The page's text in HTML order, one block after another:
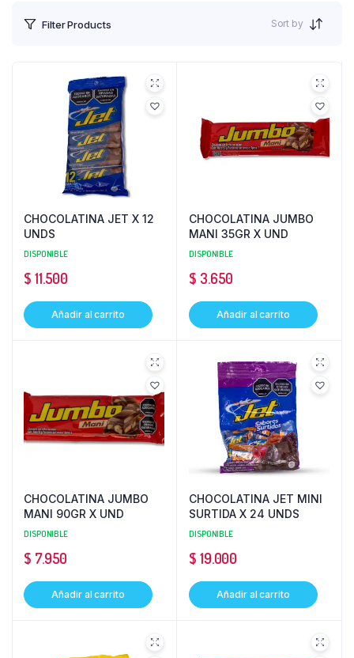
Filter Products Sort by
CHOCOLATINA JET X 12
UNDS
DISPONIBLE
$ 11.500
Añadir al carrito
CHOCOLATINA JUMBO
MANI 35GR X UND
DISPONIBLE
$ 3.650
Añadir al carrito
CHOCOLATINA JUMBO
MANI 90GR X UND
DISPONIBLE
$ 7.950
Añadir al carrito
CHOCOLATINA JET MINI
SURTIDA X 24 UNDS
DISPONIBLE
$ 19.000
Añadir al carrito